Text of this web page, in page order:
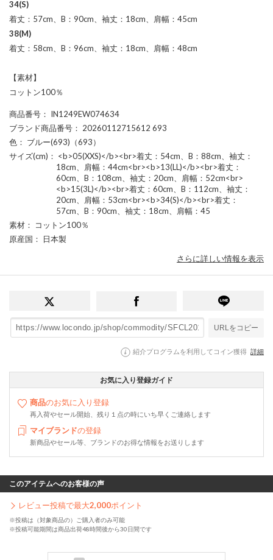
34(S)
着丈：57cm、B：90cm、袖丈：18cm、肩幅：45cm
38(M)
着丈：58cm、B：96cm、袖丈：18cm、肩幅：48cm
【素材】
コットン100％
商品番号 ： IN1249EW074634
ブランド商品番号 ： 20260112715612 693
色 ： ブルー(693)（693）
サイズ(cm) ： <b>05(XXS)</b><br>着丈：54cm、B：88cm、袖丈：
18cm、肩幅：44cm<br><b>13(LL)</b><br>着丈：
60cm、B：108cm、袖丈：20cm、肩幅：52cm<br>
<b>15(3L)</b><br>着丈：60cm、B：112cm、袖丈：
20cm、肩幅：53cm<br><b>34(S)</b><br>着丈：
57cm、B：90cm、袖丈：18cm、肩幅：45
素材 ： コットン100％
原産国 ： 日本製
さらに詳しい情報を表示
URLをコピー
紹介プログラムを利用してコイン獲得 詳細
お気に入り登録ガイド
商品のお気に入り登録
再入荷やセール開始、残り１点の時にいち早くご連絡します
マイブランドの登録
新商品やセール等、ブランドのお得な情報をお送りします
このアイテムへのお客様の声
レビュー投稿で最大2,000ポイント
※投稿は（対象商品の）ご購入者のみ可能
※投稿可能期間は商品出荷48時間後から30日間です